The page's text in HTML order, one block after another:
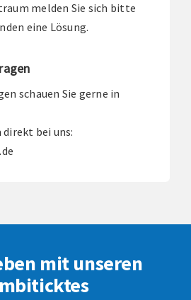
melden Sie sich bitte
eine Lösung.
schauen Sie gerne in
bei uns:
mit unseren